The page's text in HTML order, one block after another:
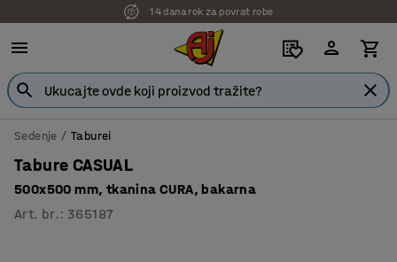
14 dana rok za povrat robe
7 godina garancije
Sedenje Taburei
Tabure CASUAL
500x500 mm, tkanina CURA, bakarna
Art. br. : 365187